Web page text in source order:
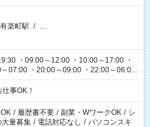
有楽町駅 / …
・09:00～12:00 ・10:00～17:00 ・
07:00 ・20:00～09:00 ・22:00～06:00
事OK！
/ 履歴書不要 / 副業・WワークOK / シ
大量募集 / 電話対応なし / パソコンスキ